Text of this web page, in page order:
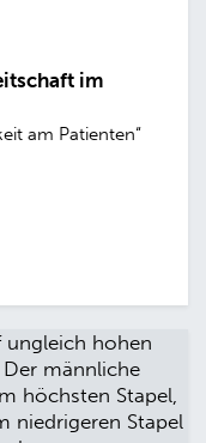
im
am Patienten“